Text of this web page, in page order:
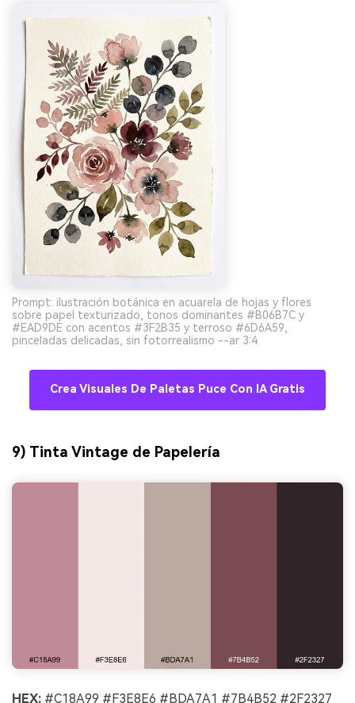
Prompt: ilustración botánica en acuarela de hojas y flores
sobre papel texturizado, tonos dominantes #B06B7C y
#EAD9DE con acentos #3F2B35 y terroso #6D6A59,
pinceladas delicadas, sin fotorrealismo --ar 3:4
Crea Visuales De Paletas Puce Con IA Gratis
9) Tinta Vintage de Papelería
HEX: #C18A99 #F3E8E6 #BDA7A1 #7B4B52 #2F2327